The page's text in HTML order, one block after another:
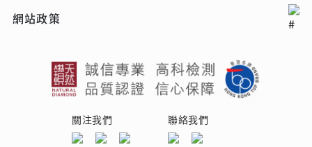
網站政策
關注我們 聯絡我們